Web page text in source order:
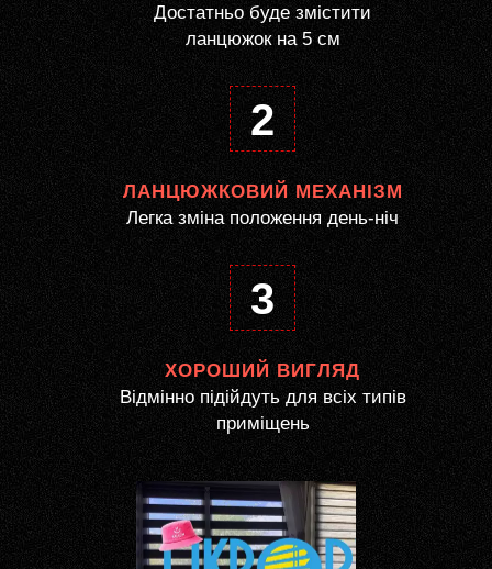
Достатньо буде змістити
ланцюжок на 5 см
2
ЛАНЦЮЖКОВИЙ МЕХАНІЗМ
Легка зміна положення день-ніч
3
ХОРОШИЙ ВИГЛЯД
Відмінно підійдуть для всіх типів
приміщень